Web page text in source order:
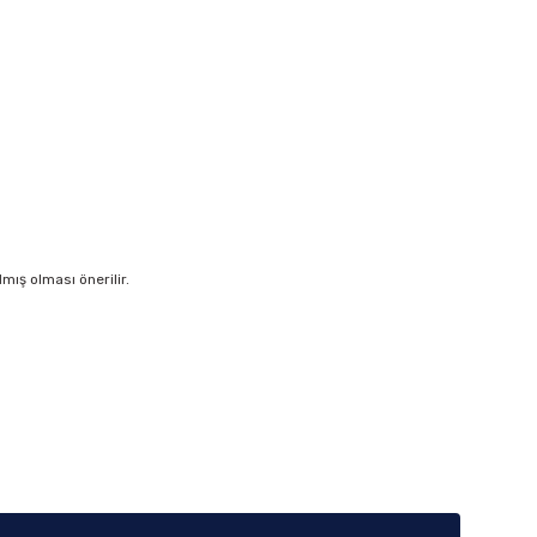
olması önerilir.